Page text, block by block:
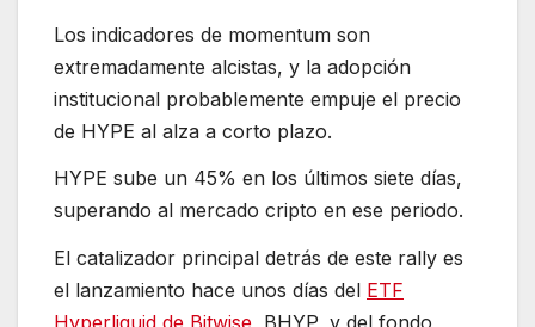
Los indicadores de momentum son
extremadamente alcistas, y la adopción
institucional probablemente empuje el precio
de HYPE al alza a corto plazo.
HYPE sube un 45% en los últimos siete días,
superando al mercado cripto en ese periodo.
El catalizador principal detrás de este rally es
el lanzamiento hace unos días del ETF